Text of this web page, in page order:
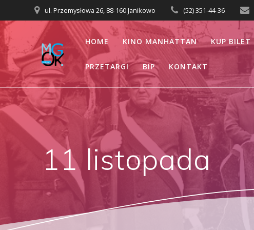
do
treści
ul. Przemysłowa 26, 88-160 Janikowo (52) 351-44-36
HOME KINO MANHATTAN KUP BILET
PRZETARGI BIP KONTAKT
11 listopada